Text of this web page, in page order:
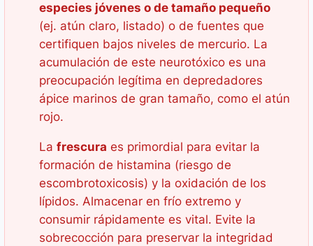
especies jóvenes o de tamaño pequeño
(ej. atún claro, listado) o de fuentes que
certifiquen bajos niveles de mercurio. La
acumulación de este neurotóxico es una
preocupación legítima en depredadores
ápice marinos de gran tamaño, como el atún
rojo.
La frescura es primordial para evitar la
formación de histamina (riesgo de
escombrotoxicosis) y la oxidación de los
lípidos. Almacenar en frío extremo y
consumir rápidamente es vital. Evite la
sobrecocción para preservar la integridad